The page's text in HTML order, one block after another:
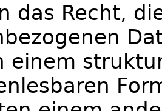
das Recht,
einem